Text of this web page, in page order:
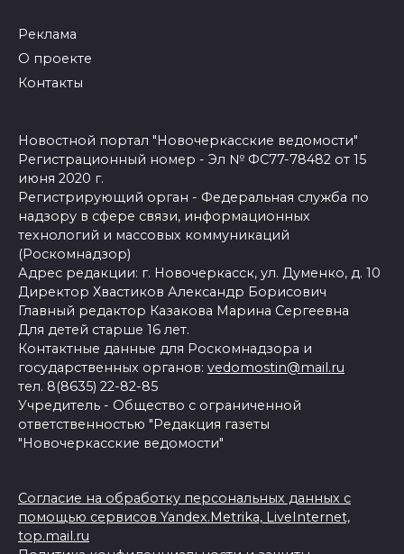
Реклама
О проекте
Контакты
Новостной портал "Новочеркасские ведомости"
Регистрационный номер - Эл № ФС77-78482 от 15
июня 2020 г.
Регистрирующий орган - Федеральная служба по
надзору в сфере связи, информационных
технологий и массовых коммуникаций
(Роскомнадзор)
Адрес редакции: г. Новочеркасск, ул. Думенко, д. 10
Директор Хвастиков Александр Борисович
Главный редактор Казакова Марина Сергеевна
Для детей старше 16 лет.
Контактные данные для Роскомнадзора и
государственных органов: vedomostin@mail.ru
тел. 8(8635) 22-82-85
Учредитель - Общество с ограниченной
ответственностью "Редакция газеты
"Новочеркасские ведомости"
Согласие на обработку персональных данных с
помощью сервисов Yandex.Metrika, LiveInternet,
top.mail.ru